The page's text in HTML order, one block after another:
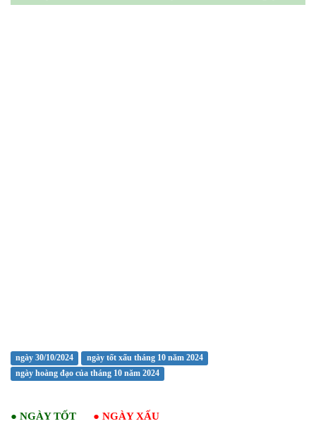
ngày 30/10/2024
ngày tốt xấu tháng 10 năm 2024
ngày hoàng đạo của tháng 10 năm 2024
● NGÀY TỐT ● NGÀY XẤU